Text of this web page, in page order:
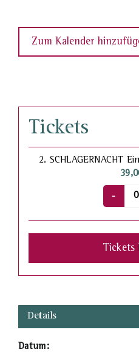
Zum Kalender
Tickets
2. SCHLAGERNACHT
Tickets
Details
Datum: